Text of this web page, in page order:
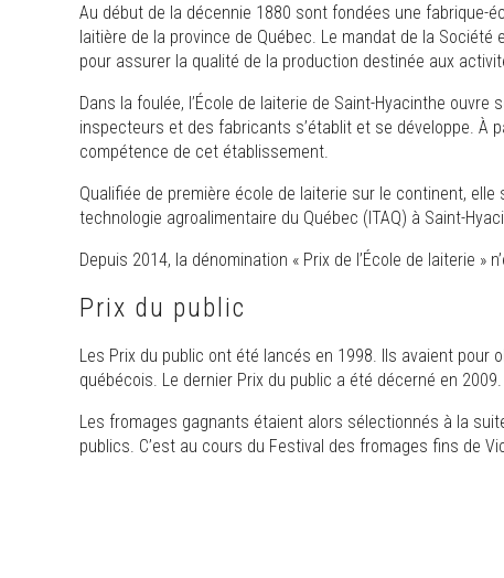
Au début de la décennie 1880 sont fondées une fabrique-
laitière de la province de Québec. Le mandat de la Société
pour assurer la qualité de la production destinée aux
Dans la foulée, l’École de laiterie de Saint-Hyacinthe
inspecteurs et des fabricants s’établit et se développe. À
compétence de cet établissement.
Qualifiée de première école de laiterie sur le continent, elle
technologie agroalimentaire du Québec (ITAQ) à Saint-
Depuis 2014, la dénomination « Prix de l’École de laiterie »
Prix du public
Les Prix du public ont été lancés en 1998. Ils avaient
québécois. Le dernier Prix du public a été décerné en 2009.
Les fromages gagnants étaient alors sélectionnés à la
publics. C’est au cours du Festival des fromages fins de